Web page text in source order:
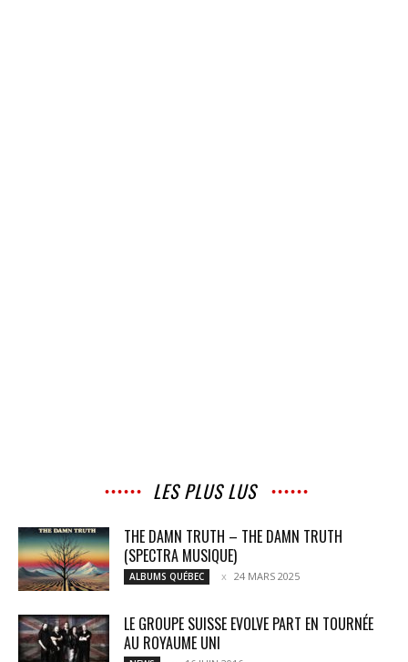
LES PLUS LUS
THE DAMN TRUTH – THE DAMN TRUTH
(SPECTRA MUSIQUE)
ALBUMS QUÉBEC 24 MARS 2025
LE GROUPE SUISSE EVOLVE PART EN TOURNÉE
AU ROYAUME UNI